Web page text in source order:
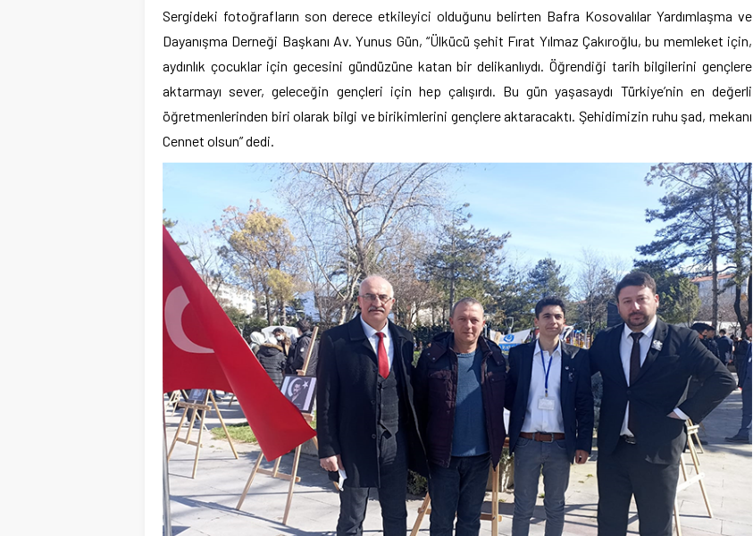
Sergideki fotoğrafların son derece etkileyici olduğunu belirten Bafra Kosovalılar Yardımlaşma ve
Dayanışma Derneği Başkanı Av. Yunus Gün, “Ülkücü şehit Fırat Yılmaz Çakıroğlu, bu memleket için,
aydınlık çocuklar için gecesini gündüzüne katan bir delikanlıydı. Öğrendiği tarih bilgilerini gençlere
aktarmayı sever, geleceğin gençleri için hep çalışırdı. Bu gün yaşasaydı Türkiye’nin en değerli
öğretmenlerinden biri olarak bilgi ve birikimlerini gençlere aktaracaktı. Şehidimizin ruhu şad, mekanı
Cennet olsun” dedi.